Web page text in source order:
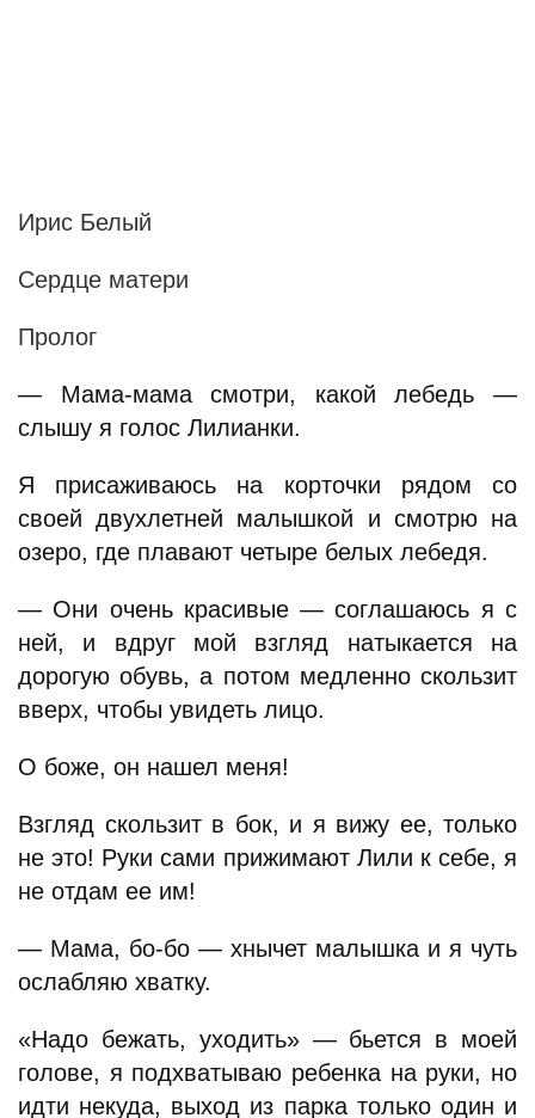
Ирис Белый
Сердце матери
Пролог
— Мама-мама смотри, какой лебедь —
слышу я голос Лилианки.
Я присаживаюсь на корточки рядом со
своей двухлетней малышкой и смотрю на
озеро, где плавают четыре белых лебедя.
— Они очень красивые — соглашаюсь я с
ней, и вдруг мой взгляд натыкается на
дорогую обувь, а потом медленно скользит
вверх, чтобы увидеть лицо.
О боже, он нашел меня!
Взгляд скользит в бок, и я вижу ее, только
не это! Руки сами прижимают Лили к себе, я
не отдам ее им!
— Мама, бо-бо — хнычет малышка и я чуть
ослабляю хватку.
«Надо бежать, уходить» — бьется в моей
голове, я подхватываю ребенка на руки, но
идти некуда, выход из парка только один и